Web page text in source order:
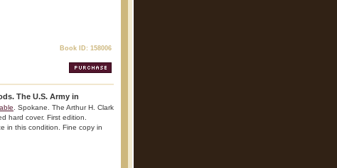
Book ID: 158006
The U.S. Army in
. Spokane. The Arthur H. Clark
hard cover. First edition.
in this condition. Fine copy in